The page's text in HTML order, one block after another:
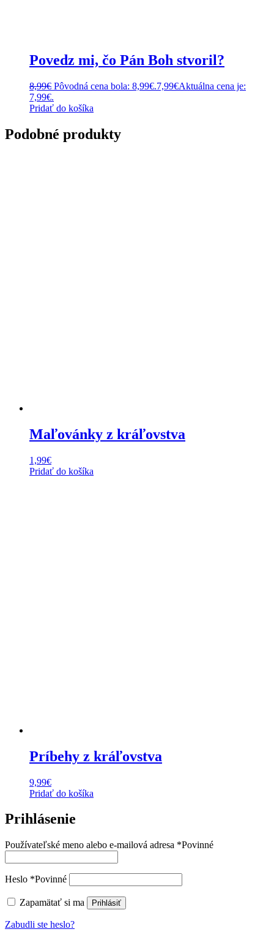
Povedz mi, čo Pán Boh stvoril?
8,99€ Pôvodná cena bola: 8,99€.7,99€Aktuálna cena je:
7,99€.
Pridať do košíka
Podobné produkty
Maľovánky z kráľovstva
1,99€
Pridať do košíka
Príbehy z kráľovstva
9,99€
Pridať do košíka
Prihlásenie
Používateľské meno alebo e-mailová adresa *Povinné
Heslo *Povinné
Zapamätať si ma Prihlásiť
Zabudli ste heslo?